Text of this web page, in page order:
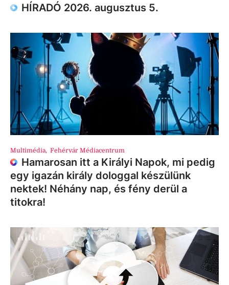
HÍRADÓ 2026. augusztus 5.
Multimédia, Fehérvár Médiacentrum
Hamarosan itt a Királyi Napok, mi pedig
egy igazán király dologgal készülünk
nektek! Néhány nap, és fény derül a
titokra!